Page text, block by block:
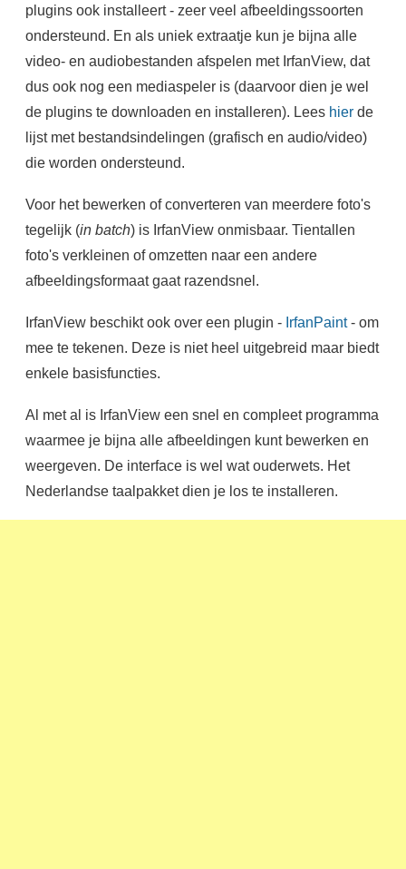
plugins ook installeert - zeer veel afbeeldingssoorten
ondersteund. En als uniek extraatje kun je bijna alle
video- en audiobestanden afspelen met IrfanView, dat
dus ook nog een mediaspeler is (daarvoor dien je wel
de plugins te downloaden en installeren). Lees hierde
lijst met bestandsindelingen (grafisch en audio/video)
die worden ondersteund.
Voor het bewerken of converteren van meerdere foto's
tegelijk (in batch) is IrfanView onmisbaar. Tientallen
foto's verkleinen of omzetten naar een andere
afbeeldingsformaat gaat razendsnel.
IrfanView beschikt ook over een plugin - IrfanPaint- om
mee te tekenen. Deze is niet heel uitgebreid maar biedt
enkele basisfuncties.
Al met al is IrfanView een snel en compleet programma
waarmee je bijna alle afbeeldingen kunt bewerken en
weergeven. De interface is wel wat ouderwets. Het
Nederlandse taalpakket dien je los te installeren.